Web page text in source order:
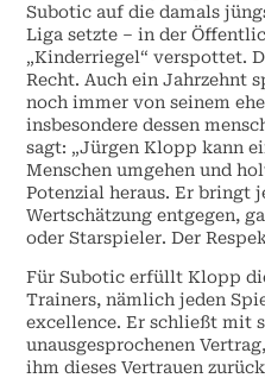
Subotic auf die damals
Liga setzte – in der
„Kinderriegel“ verspottet.
Recht. Auch ein Jahrzehnt
noch immer von seinem
insbesondere dessen
sagt: „Jürgen Klopp kann
Menschen umgehen und
Potenzial heraus. Er bringt
Wertschätzung entgegen,
oder Starspieler. Der
Für Subotic erfüllt Klopp
Trainers, nämlich jeden
excellence. Er schließt mit
unausgesprochenen
ihm dieses Vertrauen